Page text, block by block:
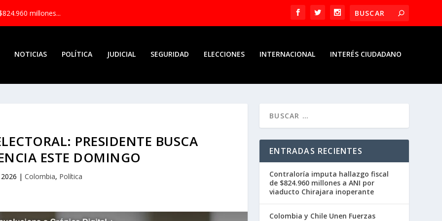
millones...
NOTICIAS POLÍTICA JUDICIAL SEGURIDAD ELECCIONES INTERNACIONAL INTERÉS CIUDADANO
PRESIDENTE BUSCA
ESTE DOMINGO
|Colombia, Política
ENTRADAS RECIENTES
Contraloría imputa hallazgo fiscal
de $824.960 millones a ANI por
viaducto Chirajara inoperante
Colombia y Chile Unen Fuerzas